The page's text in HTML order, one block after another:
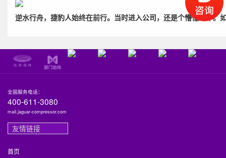
逆水行舟，捷豹人始终在前行。当时进入公司，还是个懵懂少年
全国服务电话：
400-611-3080
mail.jaguar-compressor.com
友情链接
首页